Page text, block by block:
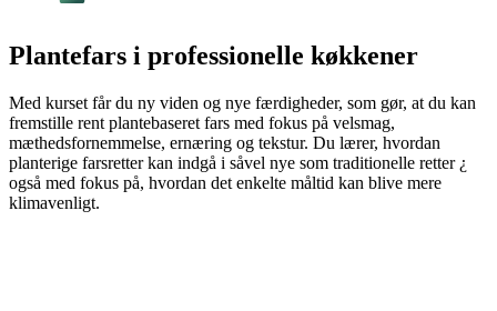
Plantefars i professionelle køkkener
Med kurset får du ny viden og nye færdigheder, som gør, at du kan
fremstille rent plantebaseret fars med fokus på velsmag,
mæthedsfornemmelse, ernæring og tekstur. Du lærer, hvordan
planterige farsretter kan indgå i såvel nye som traditionelle retter ¿
også med fokus på, hvordan det enkelte måltid kan blive mere
klimavenligt.